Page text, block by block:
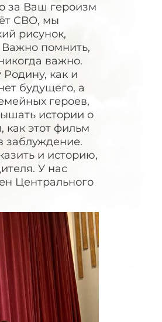
за Ваш героизм
СВО, мы
рисунок,
помнить,
важно.
как и
будущего, а
героев,
истории о
этот фильм
заблуждение.
и историю,
У нас
Центрального